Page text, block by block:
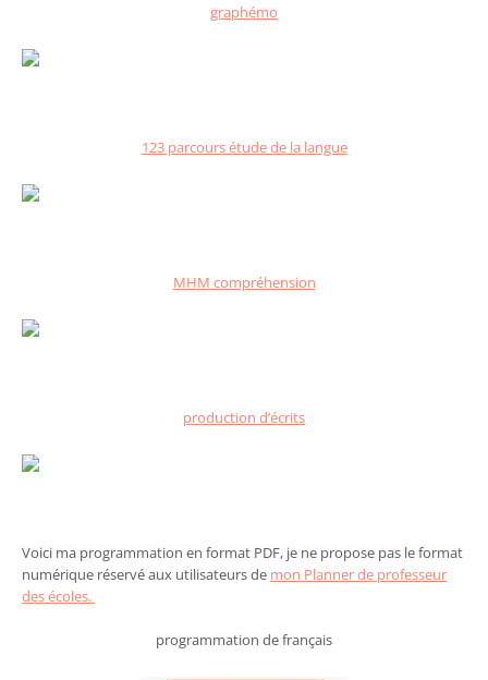
graphémo
123 parcours étude de la langue
MHM compréhension
production d’écrits
Voici ma programmation en format PDF, je ne propose pas le format
numérique réservé aux utilisateurs de mon Planner de professeur
des écoles.
programmation de français